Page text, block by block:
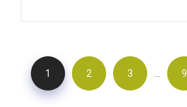
1 2 3 … 9